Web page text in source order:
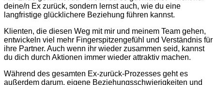
deine/n Ex zurück, sondern lernst auch, wie du eine
langfristige glücklichere Beziehung führen kannst.
Klienten, die diesen Weg mit mir und meinem Team gehen,
entwickeln viel mehr Fingerspitzengefühl und Verständnis für
ihre Partner. Auch wenn ihr wieder zusammen seid, kannst
du dich durch Aktionen immer wieder attraktiv machen.
Während des gesamten Ex-zurück-Prozesses geht es
außerdem darum, eigene Beziehungsschwierigkeiten und